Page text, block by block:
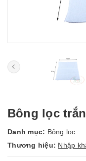
Bông lọc
Danh mục: Bông lọc
Thương hiệu: Nhập